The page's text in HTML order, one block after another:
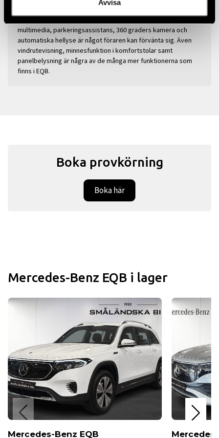
Avvisa
Enastående teknik utlovas i EQB där funktioner så som
multimedia, parkeringsassistans, 360 graders kamera och
automatiska hellyse är något föraren kan förvänta sig. Även
vindrutevisning, minnesfunktion i komfortstolar samt
panelbelysning är några av de många mer funktionerna som
finns i EQB.
Boka provkörning
Boka här
Mercedes-Benz EQB i lager
Mercedes-Benz EQB